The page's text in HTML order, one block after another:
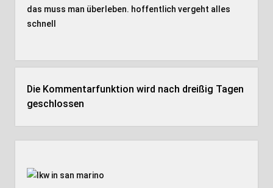
das muss man überleben. hoffentlich vergeht alles
schnell
Die Kommentarfunktion wird nach dreißig Tagen
geschlossen